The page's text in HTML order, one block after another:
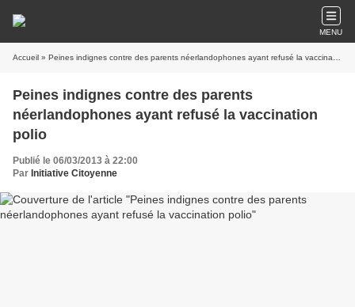
MENU
Accueil » Peines indignes contre des parents néerlandophones ayant refusé la vaccination polio
Peines indignes contre des parents
néerlandophones ayant refusé la vaccination
polio
Publié le 06/03/2013 à 22:00
Par Initiative Citoyenne